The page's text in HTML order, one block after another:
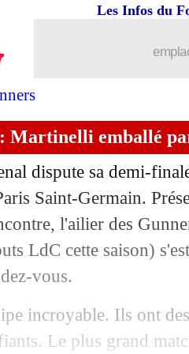
Les Infos du
Martinelli emballé
dispute sa demi-
Saint-Germain.
l'ailier des
LdC cette saison)
vous.
incroyable. Ils ont
Le plus grand
entre Wirtz et le
: Alguacil pour
se renseigne pour
rouge au Mondial
pas retenu cet été ?